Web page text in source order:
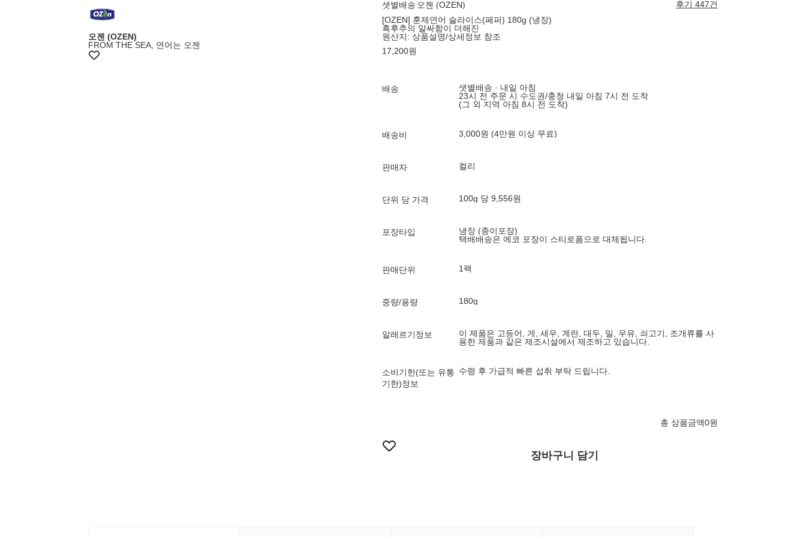
+20% 쿠폰
오젠 (OZEN)
FROM THE SEA, 연어는 오젠
샛별배송 오젠 (OZEN)
후기 447건
[OZEN] 훈제연어 슬라이스(페퍼) 180g (냉장)
흑후추의 알싸함이 더해진
원산지: 상품설명/상세정보 참조
17,200원
배송
샛별배송 · 내일 아침
23시 전 주문 시 수도권/충청 내일 아침 7시 전 도착
(그 외 지역 아침 8시 전 도착)
배송비 3,000원 (4만원 이상 무료)
판매자 컬리
단위 당 가격 100g 당 9,556원
포장타입
냉장 (종이포장)
택배배송은 에코 포장이 스티로폼으로 대체됩니다.
판매단위 1팩
중량/용량 180g
알레르기정보
이 제품은 고등어, 게, 새우, 계란, 대두, 밀, 우유, 쇠고기, 조개류를 사
용한 제품과 같은 제조시설에서 제조하고 있습니다.
소비기한(또는 유통
기한)정보
수령 후 가급적 빠른 섭취 부탁 드립니다.
총 상품금액0원
장바구니 담기